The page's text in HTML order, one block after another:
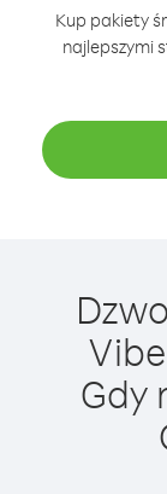
Kup pakiety
najlepszymi
Gdy